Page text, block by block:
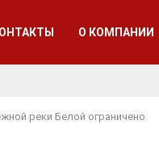
О КОМПАНИИ
реки Белой ограничено